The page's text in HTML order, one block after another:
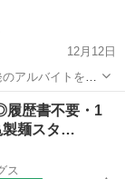
12月12日
しています。 もし、お時間のある方は是非、お申し込みください。 ...
歴書不要・1
製麺スタ…
ス